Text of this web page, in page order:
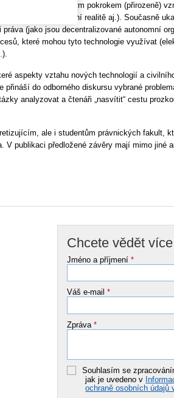
s technologickým pokrokem (přirozeně)
osobnosti ve virtuální realitě aj.). Současně
(jako jsou decentralizované autonomní
které mohou tyto technologie využívat
aspekty vztahu nových technologií a
přináší do odborného diskursu vybrané
analyzovat a čtenáři „nasvítit“ cestu
ale i studentům právnických fakult,
V publikaci předložené závěry mají mimo jiné
Chcete vědět
Jméno a příjmení*
Váš e-mail*
Zpráva*
Souhlasím se
jak je uvedeno v
ochraně osobních údajů